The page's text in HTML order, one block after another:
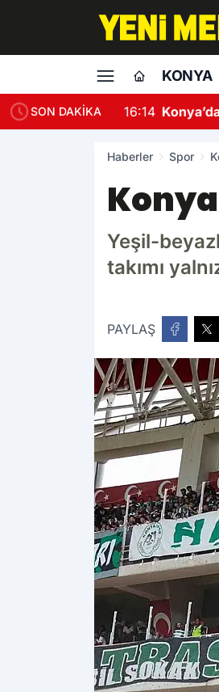
KONYA
SON DAKİKA 16:14
Haberler Spor
Yeşil-
takımı
PAYLAŞ